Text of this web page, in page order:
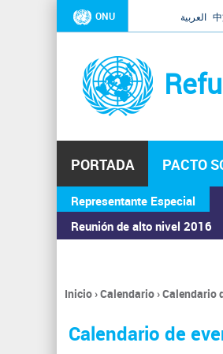
ONU العربية
PORTADA PACTO
Representante Especial
Reunión de alto nivel 2016
ASAMBLEA GENERAL
Se
encuentra
usted
Inicio›Calendario›Calendario
Calendario de